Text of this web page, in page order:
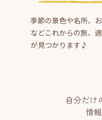
季節の景色や名所、
などこれからの旅、
が見つかります♪
自分だけ
情